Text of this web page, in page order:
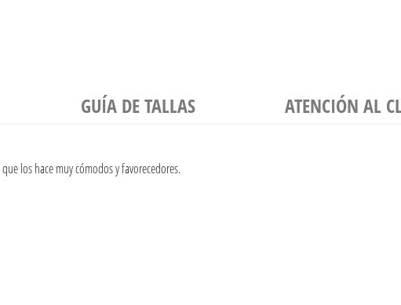
GUÍA DE TALLAS ATENCIÓN AL
los hace muy cómodos y favorecedores.